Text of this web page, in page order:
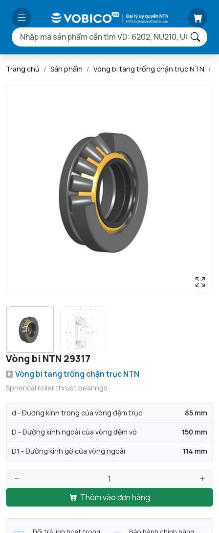
Trang chủ Sản phẩm Vòng bi tang trống chặn trục NTN
Vòng bi NTN 29317
Vòng bi tang trống chặn trục NTN
Spherical roller thrust bearings
d - Đường kính trong của vòng đệm trục 85 mm
D - Đường kính ngoài của vòng đệm vỏ 150 mm
D1 - Đường kính gờ của vòng ngoài 114 mm
Thêm vào đơn hàng